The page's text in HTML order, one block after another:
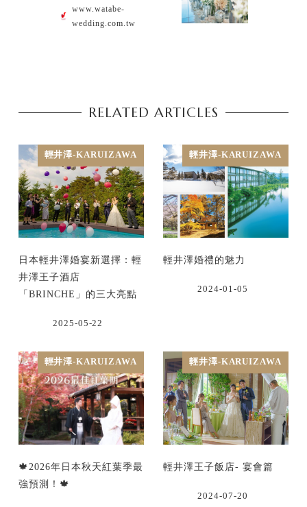
www.watabe-
wedding.com.tw
RELATED ARTICLES
輕井澤-KARUIZAWA
日本輕井澤婚宴新選擇：輕
井澤王子酒店
「BRINCHE」的三大亮點
2025-05-22
輕井澤-KARUIZAWA
輕井澤婚禮的魅力
2024-01-05
輕井澤-KARUIZAWA
🍁2026年日本秋天紅葉季最
強預測！🍁
輕井澤-KARUIZAWA
輕井澤王子飯店- 宴會篇
2024-07-20